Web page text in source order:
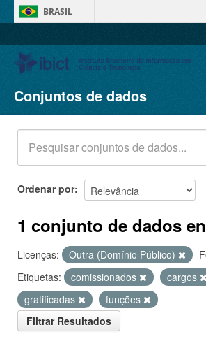
BRASIL
Conjuntos de dados
Organizações
Grupos
Sobre
Conjuntos de dados
Ordenar por
1 conjunto de dados
Licenças: Outra (Domínio Público)
Etiquetas:
comissionados
cargos
gratificadas
funções
Filtrar Resultados